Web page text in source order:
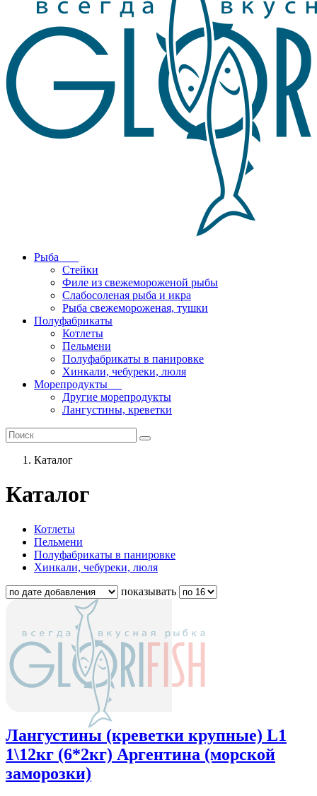
Рыба
Стейки
Филе из свежемороженой рыбы
Слабосоленая рыба и икра
Рыба свежемороженая, тушки
Полуфабрикаты
Котлеты
Пельмени
Полуфабрикаты в панировке
Хинкали, чебуреки, люля
Морепродукты
Другие морепродукты
Лангустины, креветки
Каталог
Каталог
Котлеты
Пельмени
Полуфабрикаты в панировке
Хинкали, чебуреки, люля
показывать
Лангустины (креветки крупные) L1
1\12кг (6*2кг) Аргентина (морской
заморозки)